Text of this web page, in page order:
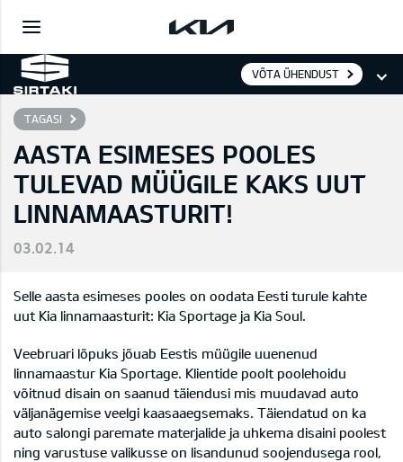
VÕTA ÜHENDUST
TAGASI
AASTA ESIMESES POOLES
TULEVAD MÜÜGILE KAKS UUT
LINNAMAASTURIT!
03.02.14
Selle aasta esimeses pooles on oodata Eesti turule kahte
uut Kia linnamaasturit: Kia Sportage ja Kia Soul.
Veebruari lõpuks jõuab Eestis müügile uuenenud
linnamaastur Kia Sportage. Klientide poolt poolehoidu
võitnud disain on saanud täiendusi mis muudavad auto
väljanägemise veelgi kaasaaegsemaks. Täiendatud on ka
auto salongi paremate materjalide ja uhkema disaini poolest
ning varustuse valikusse on lisandunud soojendusega rool,